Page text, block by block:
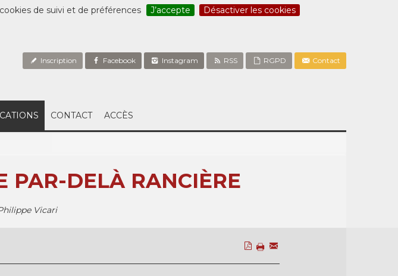
de suivi et de préférences J’accepte Désactiver les cookies
Inscription Facebook Instagram RSS RGPD Contact
CONTACT ACCÈS
PAR-DELÀ RANCIÈRE
Vicari